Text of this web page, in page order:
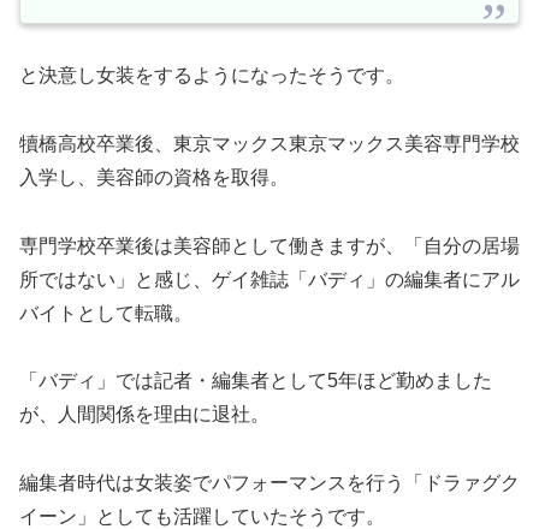
と決意し女装をするようになったそうです。
犢橋高校卒業後、東京マックス東京マックス美容専門学校
入学し、美容師の資格を取得。
専門学校卒業後は美容師として働きますが、「自分の居場
所ではない」と感じ、ゲイ雑誌「バディ」の編集者にアル
バイトとして転職。
「バディ」では記者・編集者として5年ほど勤めました
が、人間関係を理由に退社。
編集者時代は女装姿でパフォーマンスを行う「ドラァグク
イーン」としても活躍していたそうです。